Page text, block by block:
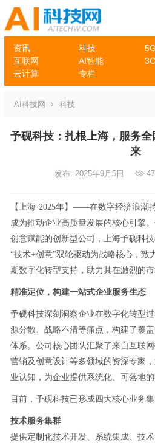
资讯 科技 5G
互联网
AI智能
云计算
专栏
AI科技网 科技
予砚科技：扎根上海，服务
来
发布: 2025年9月5日
【上海·2025年】——在数字经济浪潮
成为推动企业高质量发展的核心引擎
创意赋能的创新型公司，上海予砚科
“技术+创意”双轮驱动为战略核心，致
期数字化转型支持，助力其在激烈的市
精准定位，构建一站式企业服务生态
予砚科技深刻洞察企业在数字化转型
源分散、战略不清等痛点，构建了覆
体系。公司核心团队汇聚了来自互联
营销及创意设计等多领域的资深专家
业认知，为企业提供系统化、可落地的
目前，予砚科技已形成四大核心业务集
技术服务集群
提供定制化技术开发、系统集成、技